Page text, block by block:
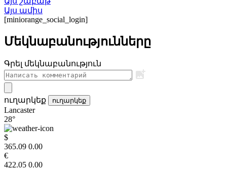
Այս ամիս
[miniorange_social_login]
Մեկնաբանությունները
Գրել մեկնաբանություն
ուղարկեք ուղարկեք
Lancaster
28°
$
365.09 0.00
€
422.05 0.00